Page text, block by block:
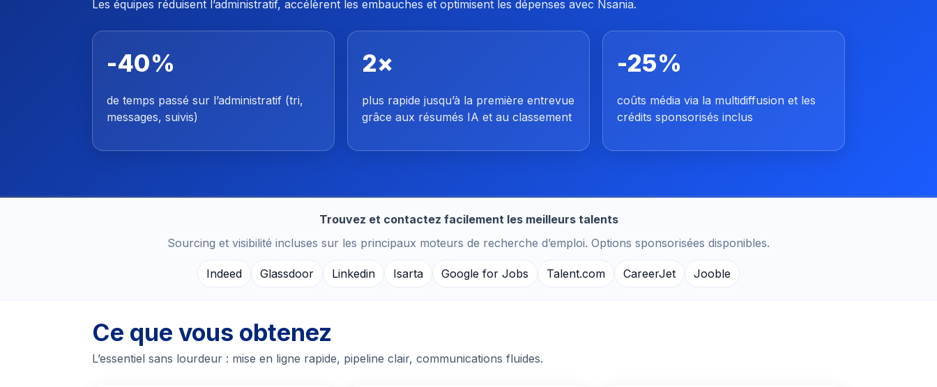
Les équipes réduisent l’administratif, accélèrent les embauches et optimisent les dépenses avec Nsania.
-40%
de temps passé sur l’administratif (tri,
messages, suivis)
2×
plus rapide jusqu’à la première entrevue
grâce aux résumés IA et au classement
-25%
coûts média via la multidiffusion et les
crédits sponsorisés inclus
Trouvez et contactez facilement les meilleurs talents
Sourcing et visibilité incluses sur les principaux moteurs de recherche d’emploi. Options sponsorisées disponibles.
Indeed Glassdoor Linkedin Isarta Google for Jobs Talent.com CareerJet Jooble
Ce que vous obtenez
L’essentiel sans lourdeur : mise en ligne rapide, pipeline clair, communications fluides.